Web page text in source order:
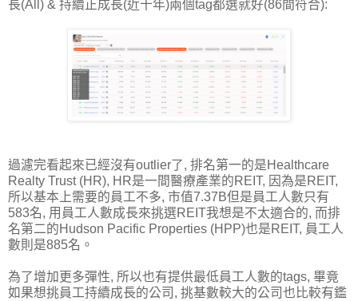
長(All) & 持續正成長(近十年)兩個tag都選就好(86間符合):
過濾完看起來已經沒有outlier了, 排名第一的是Healthcare
Realty Trust (HR), HR是一間醫療產業的REIT, 因為是REIT,
所以基本上需要的員工不多, 市值7.37B但是員工人數只有
583名, 用員工人數成長來挑選REIT我想是不太適合的, 而排
名第二的Hudson Pacific Properties (HPP)也是REIT, 員工人
數則是885名。
為了增加更多彈性, 所以也有提供最低員工人數的tags, 畢竟
如果想挑員工持續成長的公司, 挑基數較大的公司也比較有鑑